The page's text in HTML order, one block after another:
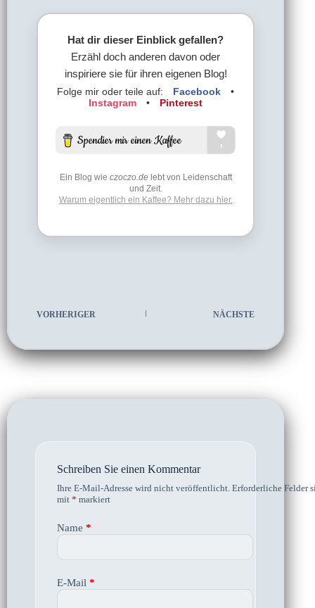
Hat dir dieser Einblick gefallen?
Erzähl doch anderen davon oder
inspiriere sie für ihren eigenen Blog!
Folge mir oder teile auf: Facebook
•
Instagram
• Pinterest
Ein Blog wie czoczo.delebt von Leidenschaft
und Zeit.
Warum eigentlich ein Kaffee? Mehr dazu hier.
VORHERIGER NÄCHSTE
Schreiben Sie einen Kommentar
Ihre E-Mail-Adresse wird nicht veröffentlicht. Erforderliche Felder
mit * markiert
Name *
E-Mail *